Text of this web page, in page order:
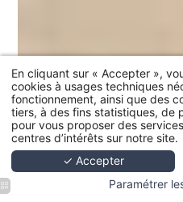
En cliquant sur « Accepter »,
cookies à usages techniques
fonctionnement, ainsi que des
tiers, à des fins statistiques, de
pour vous proposer des
centres d’intérêts sur notre site.
✓ Accepter
Paramétrer